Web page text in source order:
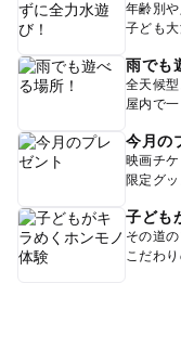
年齢別
子ども
雨でも
全天候
屋内で
今月の
映画チ
限定グ
子ども
その道
こだわ